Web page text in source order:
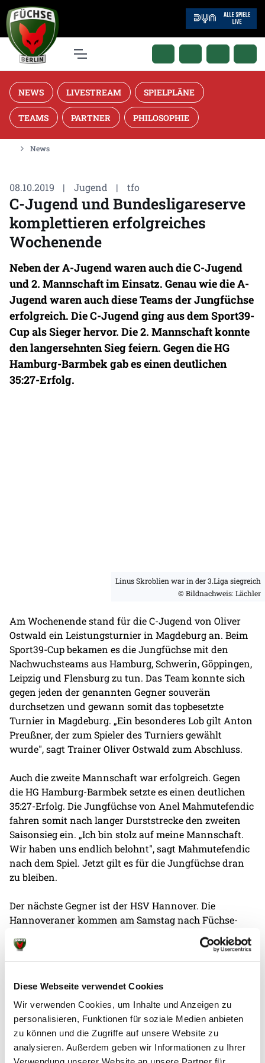
Diese Webseite verwendet Cookies
Wir verwenden Cookies, um Inhalte und Anzeigen zu
personalisieren, Funktionen für soziale Medien anbieten
zu können und die Zugriffe auf unsere Website zu
analysieren. Außerdem geben wir Informationen zu Ihrer
NEWS LIVESTREAM SPIELPLÄNE
TEAMS PARTNER PHILOSOPHIE
News
08.10.2019 | Jugend | tfo
C-Jugend und Bundesligareserve
komplettieren erfolgreiches
Wochenende
Neben der A-Jugend waren auch die C-Jugend
und 2. Mannschaft im Einsatz. Genau wie die A-
Jugend waren auch diese Teams der Jungfüchse
erfolgreich. Die C-Jugend ging aus dem Sport39-
Cup als Sieger hervor. Die 2. Mannschaft konnte
den langersehnten Sieg feiern. Gegen die HG
Hamburg-Barmbek gab es einen deutlichen
35:27-Erfolg.
Linus Skroblien war in der 3.Liga siegreich
© Bildnachweis: Lächler
Am Wochenende stand für die C-Jugend von Oliver
Ostwald ein Leistungsturnier in Magdeburg an. Beim
Sport39-Cup bekamen es die Jungfüchse mit den
Nachwuchsteams aus Hamburg, Schwerin, Göppingen,
Leipzig und Flensburg zu tun. Das Team konnte sich
gegen jeden der genannten Gegner souverän
durchsetzen und gewann somit das topbesetzte
Turnier in Magdeburg. „Ein besonderes Lob gilt Anton
Preußner, der zum Spieler des Turniers gewählt
wurde", sagt Trainer Oliver Ostwald zum Abschluss.
Auch die zweite Mannschaft war erfolgreich. Gegen
die HG Hamburg-Barmbek setzte es einen deutlichen
35:27-Erfolg. Die Jungfüchse von Anel Mahmutefendic
fahren somit nach langer Durststrecke den zweiten
Saisonsieg ein. „Ich bin stolz auf meine Mannschaft.
Wir haben uns endlich belohnt", sagt Mahmutefendic
nach dem Spiel. Jetzt gilt es für die Jungfüchse dran
zu bleiben.
Der nächste Gegner ist der HSV Hannover. Die
Hannoveraner kommen am Samstag nach Füchse-
Town. Dort wollen die Berliner ihr Punktekonto,
welches derzeit bei 4:10 Punkten steht, weiter
aufbessern. „Da müssen wir das gute Gefühl
abrufen", prognostiziert Coach Mahmutefendic.